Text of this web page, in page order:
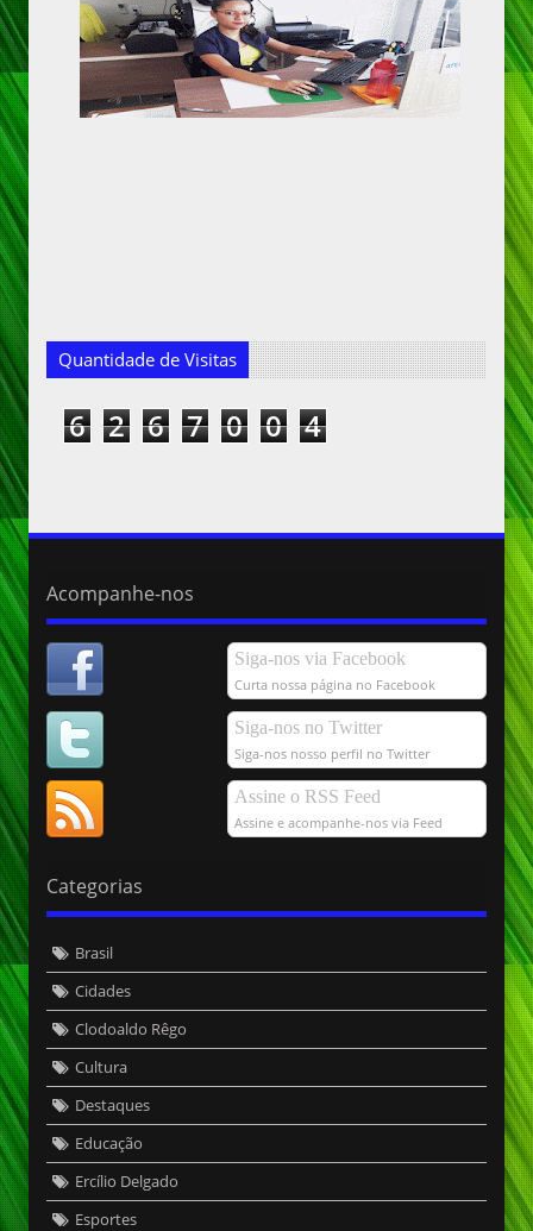
Quantidade de Visitas
6 2 6 7 0 0 4
Acompanhe-nos
Siga-nos via Facebook
Curta nossa página no Facebook
Siga-nos no Twitter
Siga-nos nosso perfil no Twitter
Assine o RSS Feed
Assine e acompanhe-nos via Feed
Categorias
Brasil
Cidades
Clodoaldo Rêgo
Cultura
Destaques
Educação
Ercílio Delgado
Esportes